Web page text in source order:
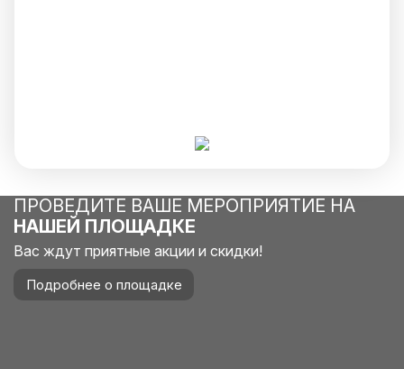
ПРОВЕДИТЕ ВАШЕ МЕРОПРИЯТИЕ НА
НАШЕЙ ПЛОЩАДКЕ
Вас ждут приятные акции и скидки!
Подробнее о площадке